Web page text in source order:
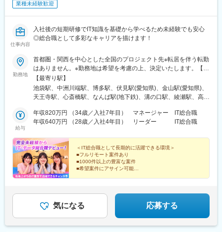
たかの森駅、八千代台駅、習志野駅、浦安駅(千葉県)、愛宕駅(千
駅、平塚駅、茅ケ崎駅、大和駅(神奈川県)、本厚木駅、小田原駅、
鎌倉駅、秦野駅、座間駅、伊勢原駅、逗子駅、三崎口駅、長野
山駅、須坂駅、富山駅、砺波駅、黒部駅、魚津駅、金沢駅、浜松
駅、静岡駅、富士駅、沼津駅、磐田駅、藤枝駅、岡崎駅、豊橋
駅、名古屋駅、刈谷市駅、名鉄一宮駅、三河安城駅、岐阜駅、各
務ケ原駅、多治見駅、可児駅、四日市駅、津駅、名張駅、布施
駅、豊中駅、吹田駅(東海道本線)、梅田駅(地下鉄)、茨木駅、京都
駅、西宮駅(ＪＲ線)、尼崎駅(東海道本線)、明石駅、神戸駅(兵庫
県)、宝塚駅、伊丹駅(阪急線)、芦屋駅(東海道本線)、大津駅、草津
駅、呉駅、西条駅(広島県)、尾道駅、下関駅、山口駅(山口県)、宇
部駅、久留米駅、小倉駅(福岡県)、大牟田駅、天神駅、大分駅、別
府駅(大分県)、中津駅(大分県)、鹿児島駅、熊本駅、泉崎駅、中豊
駅、赤井駅、会津本郷駅、西若松駅、湯本駅、本八戸駅、筒井駅
(青森県)、浪岡駅、向山駅、三沢駅(青森県)、七戸十和田駅、黒石
駅、りんくうタウン駅、枚方市駅、三宮駅(神戸新交通)、加古川
駅、新神戸駅、塚口駅(福知山線)、岡本駅(兵庫県)、京阪山科駅、
京都河原町駅、烏丸駅、桂駅、二条駅、赤坂駅(福岡県)、西鉄平尾
駅、六本松駅、吉塚駅、東比恵駅、薬院駅、高槻駅、京橋駅(大阪
業種未経験歓迎
仕事内容
入社後の短期研修でIT知識を基礎から学べるため未経験でも安心
◎総合職として多彩なキャリアを描けます！
勤務地
首都圏・関西を中心とした全国のプロジェクト先※転居を伴う転勤
はありません。※勤務地は希望を考慮の上、決定いたします。【本
社】東京都豊島区東池袋 1-9-6 ヒトコムJobビル＜アクセス＞
JR・私鉄・メトロ各線「池袋駅」より徒歩5分
【最寄り駅】
池袋駅、中洲川端駅、博多駅、伏見駅(愛知県)、金山駅(愛知県)、
天王寺駅、心斎橋駅、なんば駅(地下鉄)、溝の口駅、綾瀬駅、高田
(長崎県)、佐賀駅、札幌駅、函館駅、小樽駅、旭川駅、室蘭駅、釧
路駅、帯広駅、北見駅、新夕張駅、苫小牧駅、千歳駅(北海道)、青
宮古駅、仙台駅、石巻駅、杜せきのした駅、新田駅(宮城県)、くり
こま高原駅、多賀城駅、気仙沼駅、いわき駅、郡山駅(福島県)、福
島駅(福島県)、会津若松駅、須賀川駅、白河駅、喜多方駅、水戸
駅、つくば駅、日立駅、勝田駅、土浦駅、古河駅、取手駅、牛久
駅、守谷駅、宇都宮駅、小山駅、栃木駅、足利駅、佐野駅、那須
駅、太田駅(群馬県)、伊勢崎駅、桐生駅、館林駅、渋川駅、川口
駅、川越駅、所沢駅、越谷駅、草加駅、春日部駅、上尾駅、熊谷
給与
年収820万円 （34歳／入社7年目） マネージャー IT総合職
年収640万円 （28歳／入社4年目） リーダー IT総合職
＜IT総合職として長期的に活躍できる環境＞
■フルリモート案件あり
■1000件以上の豊富な案件
■希望案件にアサイン可能
■基本定時退社
気になる 応募する